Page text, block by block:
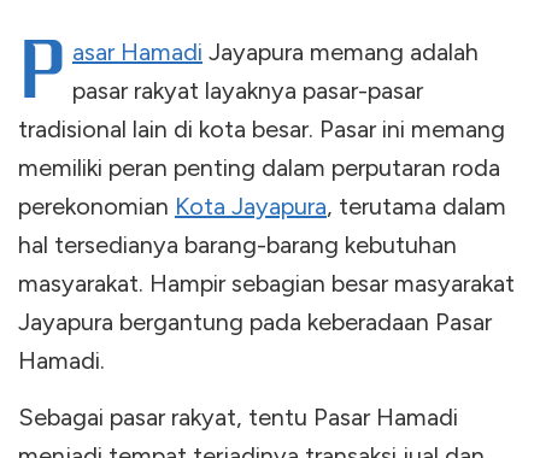
P asar Hamadi Jayapura memang adalah
pasar rakyat layaknya pasar-pasar
tradisional lain di kota besar. Pasar ini memang
memiliki peran penting dalam perputaran roda
perekonomian Kota Jayapura, terutama dalam
hal tersedianya barang-barang kebutuhan
masyarakat. Hampir sebagian besar masyarakat
Jayapura bergantung pada keberadaan Pasar
Hamadi.
Sebagai pasar rakyat, tentu Pasar Hamadi